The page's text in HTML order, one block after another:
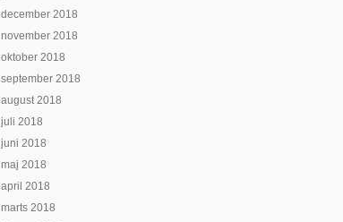
december 2018
november 2018
oktober 2018
september 2018
august 2018
juli 2018
juni 2018
maj 2018
april 2018
marts 2018